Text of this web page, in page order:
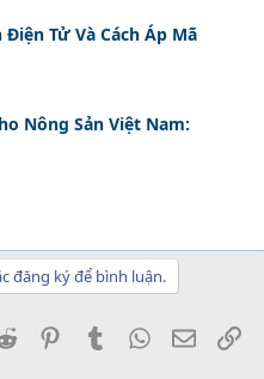
Tử Và Cách Áp Mã
Nông Sản Việt Nam:
đăng ký để bình luận.
Reddit PinterestTumblrWhatsApp
Email